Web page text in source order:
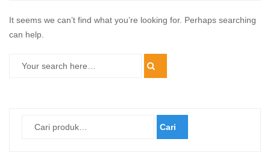
It seems we can’t find what you’re looking for. Perhaps searching
can help.
Cari